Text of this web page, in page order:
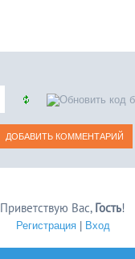
Приветствую Вас, Гость!
Регистрация| Вход